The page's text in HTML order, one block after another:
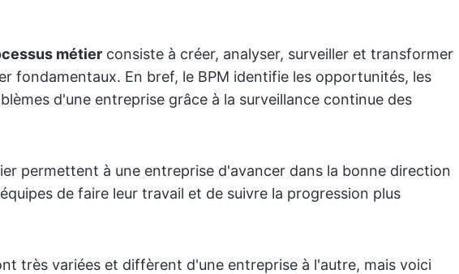
métier consiste à créer, analyser, surveiller et transformer
fondamentaux. En bref, le BPM identifie les opportunités, les
d'une entreprise grâce à la surveillance continue des
permettent à une entreprise d'avancer dans la bonne direction
de faire leur travail et de suivre la progression plus
très variées et diffèrent d'une entreprise à l'autre, mais voici